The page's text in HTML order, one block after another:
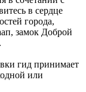
в сердце
города,
замок Доброй
гид принимает
или